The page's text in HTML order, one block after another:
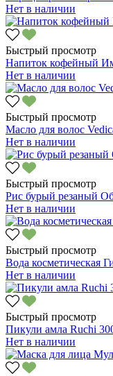
Нет в наличии
Быстрый просмотр
Напиток кофейный
Нет в наличии
Быстрый просмотр
Масло для волос
Нет в наличии
Быстрый просмотр
Рис бурый резаный
Нет в наличии
Быстрый просмотр
Вода косметическая
Нет в наличии
Быстрый просмотр
Пикули амла Ruchi
Нет в наличии